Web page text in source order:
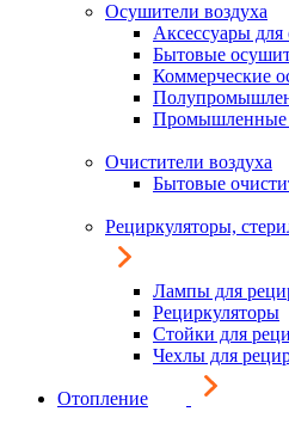
Осушители воздуха
Аксессуары для
Бытовые
Коммерческие
Промышленные
Очистители воздуха
Бытовые
Рециркуляторы,
Лампы для
Рециркуляторы
Стойки для
Чехлы для
Отопление